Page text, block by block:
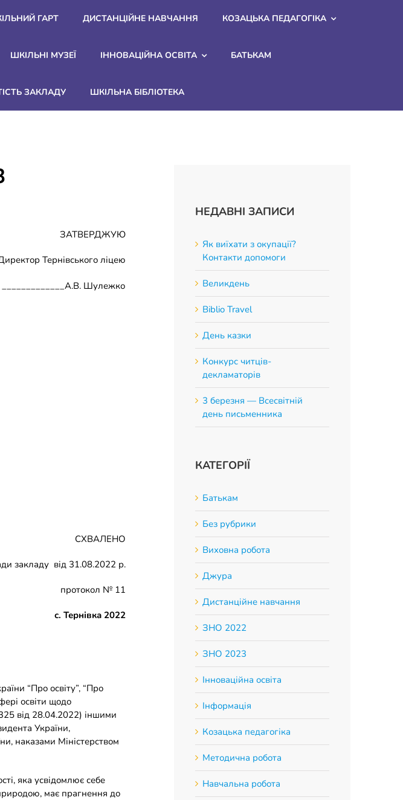
ГАРТ ДИСТАНЦІЙНЕ НАВЧАННЯ КОЗАЦЬКА ПЕДАГОГІКА
ШКІЛЬНІ МУЗЕЇ ІННОВАЦІЙНА ОСВІТА БАТЬКАМ
ЗАКЛАДУ ШКІЛЬНА БІБЛІОТЕКА
ЗАТВЕРДЖУЮ
Тернівського ліцею
_____________А.В. Шулежко
СХВАЛЕНО
закладу від 31.08.2022 р.
протокол № 11
с. Тернівка 2022
“Про освіту”, “Про
освіти щодо
від 28.04.2022) іншими
України,
наказами Міністерством
яка усвідомлює себе
природою, має прагнення до
НЕДАВНІ ЗАПИСИ
Як виїхати з окупації?
Контакти допомоги
Великдень
Biblio Travel
День казки
Конкурс читців-
декламаторів
3 березня — Всесвітній
день письменника
КАТЕГОРІЇ
Батькам
Без рубрики
Виховна робота
Джура
Дистанційне навчання
ЗНО 2022
ЗНО 2023
Інноваційна освіта
Інформація
Козацька педагогіка
Методична робота
Навчальна робота